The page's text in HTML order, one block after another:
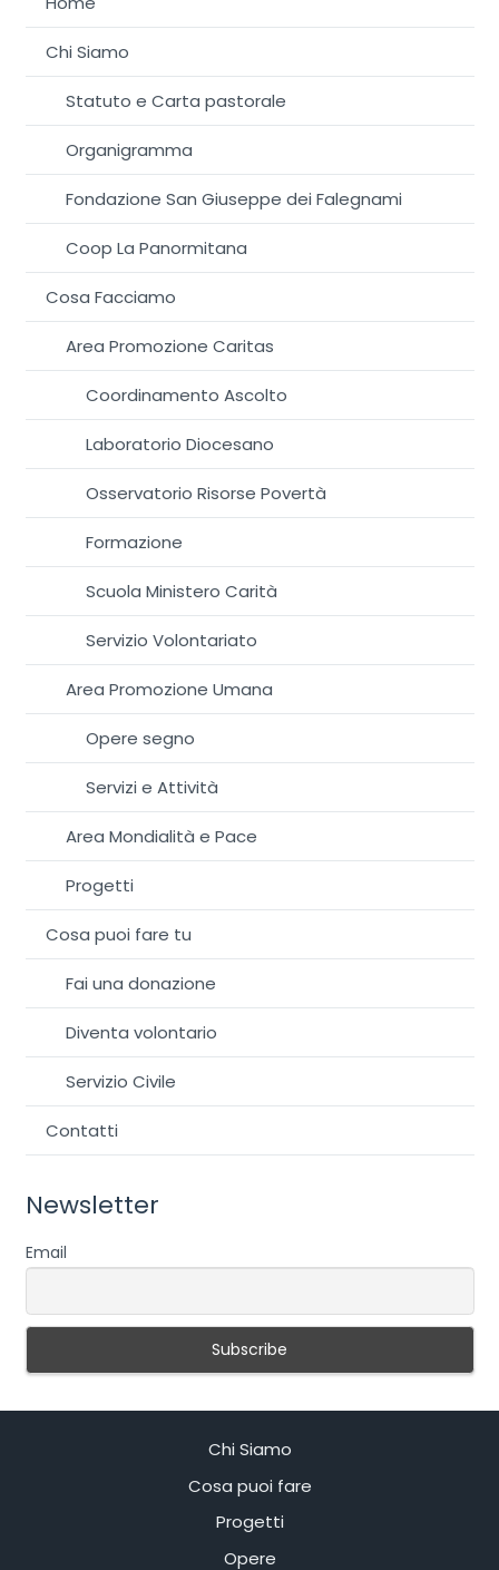
Chi Siamo
Statuto e Carta pastorale
Organigramma
Fondazione San Giuseppe dei Falegnami
Coop La Panormitana
Cosa Facciamo
Area Promozione Caritas
Coordinamento Ascolto
Laboratorio Diocesano
Osservatorio Risorse Povertà
Formazione
Scuola Ministero Carità
Servizio Volontariato
Area Promozione Umana
Opere segno
Servizi e Attività
Area Mondialità e Pace
Progetti
Cosa puoi fare tu
Fai una donazione
Diventa volontario
Servizio Civile
Contatti
Newsletter
Email
Chi Siamo
Cosa puoi fare
Progetti
Opere